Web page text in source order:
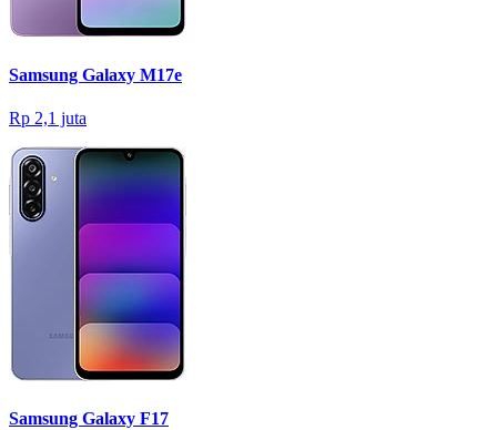
Samsung Galaxy M17e
Rp 2,1 juta
Samsung Galaxy F17